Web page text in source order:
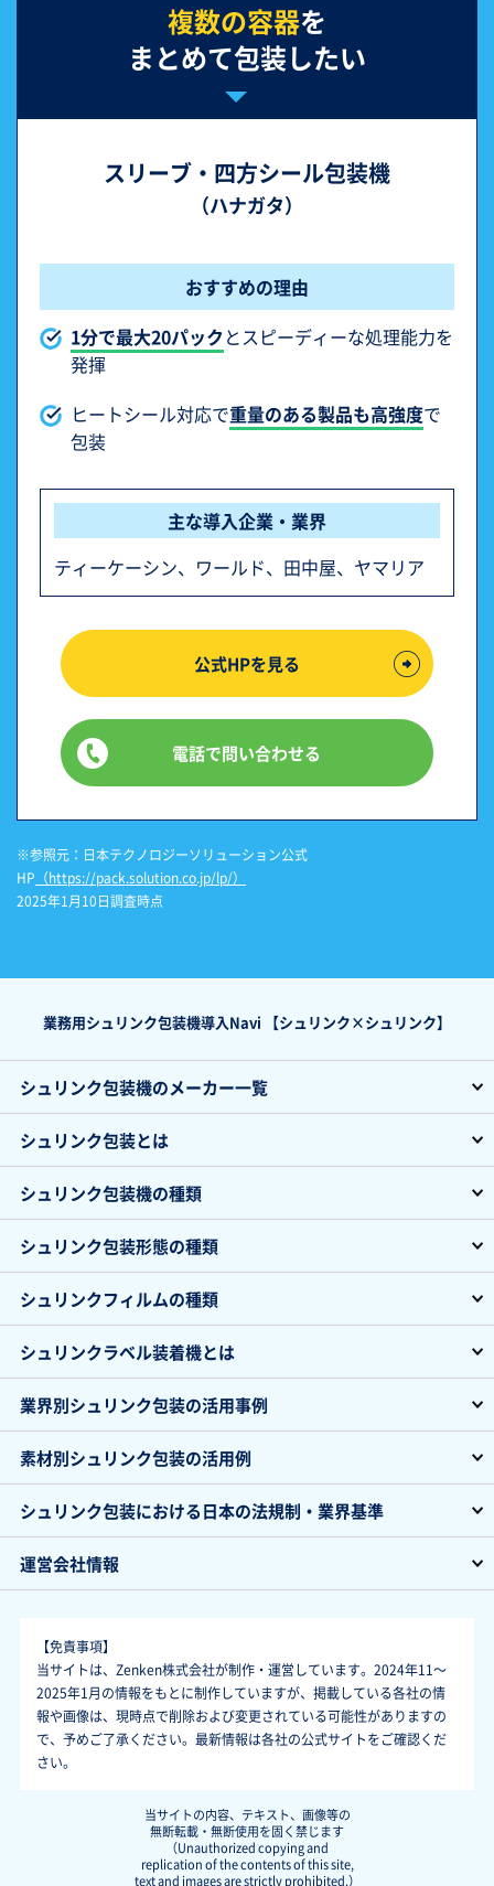
複数の容器を
まとめて包装したい
スリーブ・四方シール包装機
（ハナガタ）
おすすめの理由
1分で最大20パックとスピーディーな処理能力を
発揮
ヒートシール対応で重量のある製品も高強度で
包装
主な導入企業・業界
ティーケーシン、ワールド、田中屋、ヤマリア
公式HPを見る
電話で問い合わせる
※参照元：日本テクノロジーソリューション公式
HP （https://pack.solution.co.jp/lp/）
2025年1月10日調査時点
業務用シュリンク包装機導入Navi 【シュリンク×シュリンク】
シュリンク包装機のメーカー一覧
シュリンク包装とは
シュリンク包装機の種類
シュリンク包装形態の種類
シュリンクフィルムの種類
シュリンクラベル装着機とは
業界別シュリンク包装の活用事例
素材別シュリンク包装の活用例
シュリンク包装における日本の法規制・業界基準
運営会社情報
【免責事項】
当サイトは、Zenken株式会社が制作・運営しています。2024年11～
2025年1月の情報をもとに制作していますが、掲載している各社の情
報や画像は、現時点で削除および変更されている可能性がありますの
で、予めご了承ください。最新情報は各社の公式サイトをご確認くだ
さい。
当サイトの内容、テキスト、画像等の
無断転載・無断使用を固く禁じます
（Unauthorized copying and
replication of the contents of this site,
text and images are strictly prohibited.）